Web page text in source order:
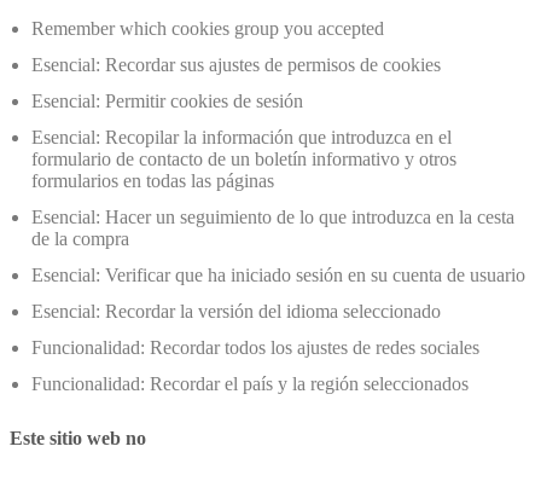
Remember which cookies group you accepted
Esencial: Recordar sus ajustes de permisos de cookies
Esencial: Permitir cookies de sesión
Esencial: Recopilar la información que introduzca en el
formulario de contacto de un boletín informativo y otros
formularios en todas las páginas
Esencial: Hacer un seguimiento de lo que introduzca en la cesta
de la compra
Esencial: Verificar que ha iniciado sesión en su cuenta de usuario
Esencial: Recordar la versión del idioma seleccionado
Funcionalidad: Recordar todos los ajustes de redes sociales
Funcionalidad: Recordar el país y la región seleccionados
Este sitio web no